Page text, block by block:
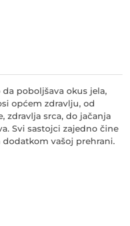
poboljšava okus jela,
općem zdravlju, od
zdravlja srca, do jačanja
Svi sastojci zajedno čine
vašoj prehrani.